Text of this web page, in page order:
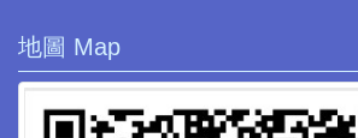
地圖 Map